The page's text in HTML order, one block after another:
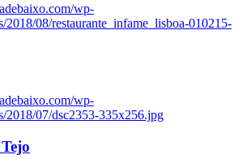
wp-
2018/08/restaurante_infame_lisboa-010215-
wp-
2018/07/dsc2353-335x256.jpg